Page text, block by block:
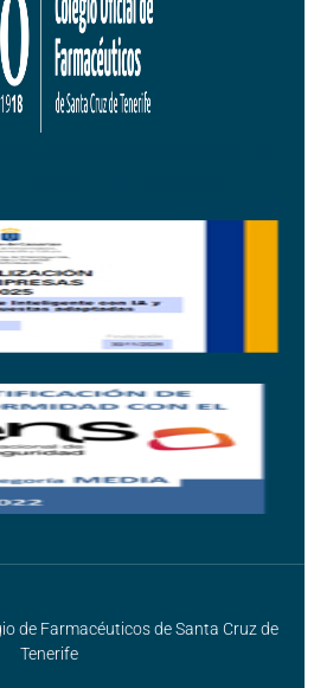
de Farmacéuticos de Santa Cruz de
Tenerife